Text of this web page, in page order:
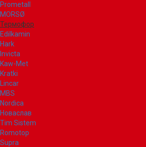
Prometall
MORSØ
Термофор
Edilkamin
Hark
Invicta
Kaw-Met
Kratki
Lincar
MBS
Nordica
Новаслав
Tim Sistem
Romotop
Supra